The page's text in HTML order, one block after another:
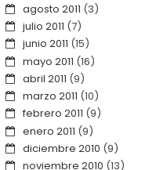
agosto 2011 (3)
julio 2011 (7)
junio 2011 (15)
mayo 2011 (16)
abril 2011 (9)
marzo 2011 (10)
febrero 2011 (9)
enero 2011 (9)
diciembre 2010 (9)
noviembre 2010 (13)